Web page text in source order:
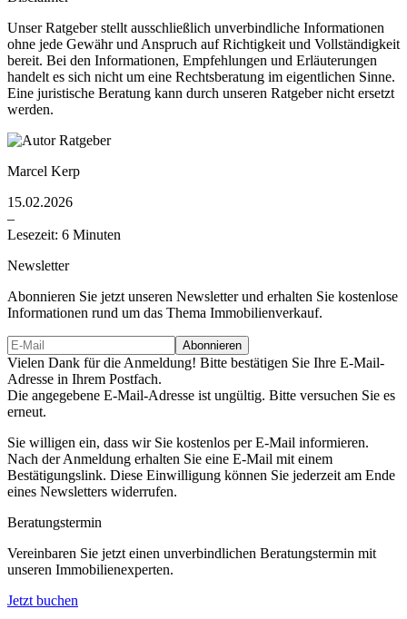
Unser Ratgeber stellt ausschließlich unverbindliche Informationen
ohne jede Gewähr und Anspruch auf Richtigkeit und Vollständigkeit
bereit. Bei den Informationen, Empfehlungen und Erläuterungen
handelt es sich nicht um eine Rechtsberatung im eigentlichen Sinne.
Eine juristische Beratung kann durch unseren Ratgeber nicht ersetzt
werden.
Marcel Kerp
15.02.2026
–
Lesezeit: 6 Minuten
Newsletter
Abonnieren Sie jetzt unseren Newsletter und erhalten Sie kostenlose
Informationen rund um das Thema Immobilienverkauf.
Vielen Dank für die Anmeldung! Bitte bestätigen Sie Ihre E-Mail-
Adresse in Ihrem Postfach.
Die angegebene E-Mail-Adresse ist ungültig. Bitte versuchen Sie es
erneut.
Sie willigen ein, dass wir Sie kostenlos per E-Mail informieren.
Nach der Anmeldung erhalten Sie eine E-Mail mit einem
Bestätigungslink. Diese Einwilligung können Sie jederzeit am Ende
eines Newsletters widerrufen.
Beratungstermin
Vereinbaren Sie jetzt einen unverbindlichen Beratungstermin mit
unseren Immobilienexperten.
Jetzt buchen